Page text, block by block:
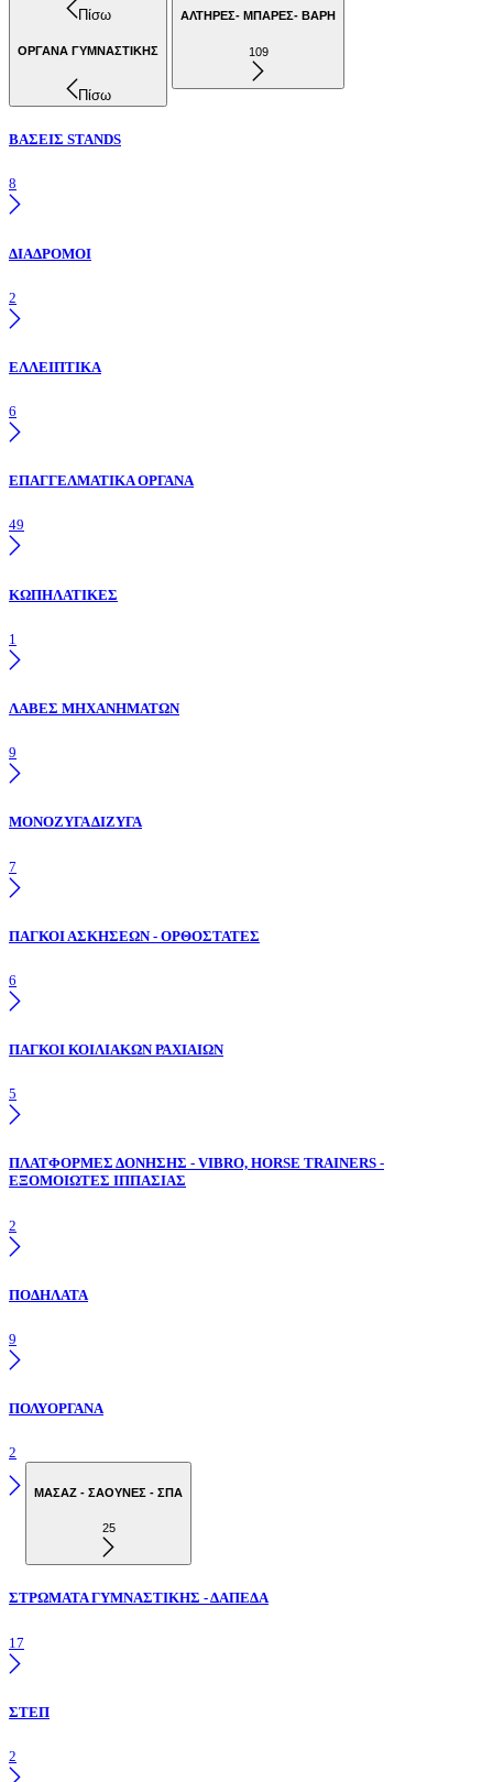
Πίσω
ΟΡΓΑΝΑ ΓΥΜΝΑΣΤΙΚΗΣ
Πίσω
ΑΛΤΗΡΕΣ- ΜΠΑΡΕΣ- ΒΑΡΗ
109
ΒΑΣΕΙΣ STANDS
8
ΔΙΑΔΡΟΜΟΙ
2
ΕΛΛΕΙΠΤΙΚΑ
6
ΕΠΑΓΓΕΛΜΑΤΙΚΑ ΟΡΓΑΝΑ
49
ΚΩΠΗΛΑΤΙΚΕΣ
1
ΛΑΒΕΣ ΜΗΧΑΝΗΜΑΤΩΝ
9
ΜΟΝΟΖΥΓΑ ΔΙΖΥΓΑ
7
ΠΑΓΚΟΙ ΑΣΚΗΣΕΩΝ - ΟΡΘΟΣΤΑΤΕΣ
6
ΠΑΓΚΟΙ ΚΟΙΛΙΑΚΩΝ ΡΑΧΙΑΙΩΝ
5
ΠΛΑΤΦΟΡΜΕΣ ΔΟΝΗΣΗΣ - VIBRO, HORSE TRAINERS -
ΕΞΟΜΟΙΩΤΕΣ ΙΠΠΑΣΙΑΣ
2
ΠΟΔΗΛΑΤΑ
9
ΠΟΛΥΟΡΓΑΝΑ
2
ΜΑΣΑΖ - ΣΑΟΥΝΕΣ - ΣΠΑ
25
ΣΤΡΩΜΑΤΑ ΓΥΜΝΑΣΤΙΚΗΣ - ΔΑΠΕΔΑ
17
ΣΤΕΠ
2